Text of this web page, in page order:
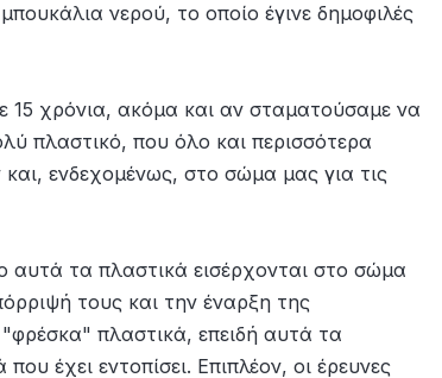
νερού, το οποίο έγινε δημοφιλές
15 χρόνια, ακόμα και αν σταματούσαμε να
πλαστικό, που όλο και περισσότερα
ενδεχομένως, στο σώμα μας για τις
αυτά τα πλαστικά εισέρχονται στο σώμα
τους και την έναρξη της
πλαστικά, επειδή αυτά τα
έχει εντοπίσει. Επιπλέον, οι έρευνες